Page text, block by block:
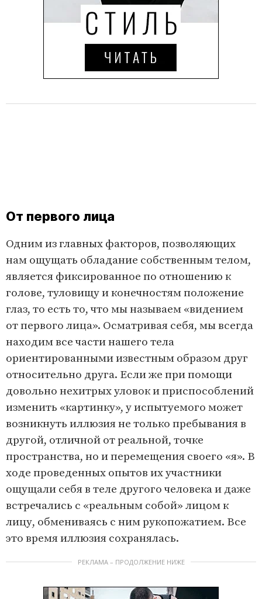
От первого лица
Одним из главных факторов, позволяющих
нам ощущать обладание собственным телом,
является фиксированное по отношению к
голове, туловищу и конечностям положение
глаз, то есть то, что мы называем «видением
от первого лица». Осматривая себя, мы всегда
находим все части нашего тела
ориентированными известным образом друг
относительно друга. Если же при помощи
довольно нехитрых уловок и приспособлений
изменить «картинку», у испытуемого может
возникнуть иллюзия не только пребывания в
другой, отличной от реальной, точке
пространства, но и перемещения своего «я». В
ходе проведенных опытов их участники
ощущали себя в теле другого человека и даже
встречались с «реальным собой» лицом к
лицу, обмениваясь с ним рукопожатием. Все
это время иллюзия сохранялась.
РЕКЛАМА – ПРОДОЛЖЕНИЕ НИЖЕ